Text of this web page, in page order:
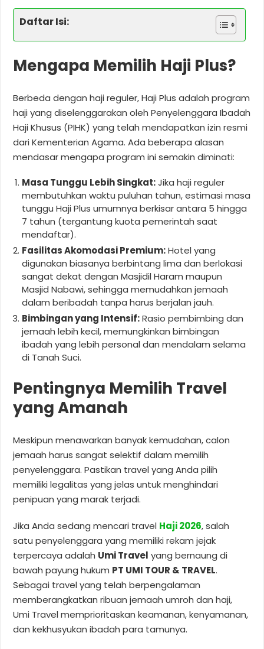
Daftar Isi:
Mengapa Memilih Haji Plus?
Berbeda dengan haji reguler, Haji Plus adalah program
haji yang diselenggarakan oleh Penyelenggara Ibadah
Haji Khusus (PIHK) yang telah mendapatkan izin resmi
dari Kementerian Agama. Ada beberapa alasan
mendasar mengapa program ini semakin diminati:
Masa Tunggu Lebih Singkat:Jika haji reguler
membutuhkan waktu puluhan tahun, estimasi masa
tunggu Haji Plus umumnya berkisar antara 5 hingga
7 tahun (tergantung kuota pemerintah saat
mendaftar).
Fasilitas Akomodasi Premium:Hotel yang
digunakan biasanya berbintang lima dan berlokasi
sangat dekat dengan Masjidil Haram maupun
Masjid Nabawi, sehingga memudahkan jemaah
dalam beribadah tanpa harus berjalan jauh.
Bimbingan yang Intensif:Rasio pembimbing dan
jemaah lebih kecil, memungkinkan bimbingan
ibadah yang lebih personal dan mendalam selama
di Tanah Suci.
Pentingnya Memilih Travel
yang Amanah
Meskipun menawarkan banyak kemudahan, calon
jemaah harus sangat selektif dalam memilih
penyelenggara. Pastikan travel yang Anda pilih
memiliki legalitas yang jelas untuk menghindari
penipuan yang marak terjadi.
Jika Anda sedang mencari travel Haji 2026, salah
satu penyelenggara yang memiliki rekam jejak
terpercaya adalah Umi Travel yang bernaung di
bawah payung hukum PT UMI TOUR & TRAVEL.
Sebagai travel yang telah berpengalaman
memberangkatkan ribuan jemaah umroh dan haji,
Umi Travel memprioritaskan keamanan, kenyamanan,
dan kekhusyukan ibadah para tamunya.